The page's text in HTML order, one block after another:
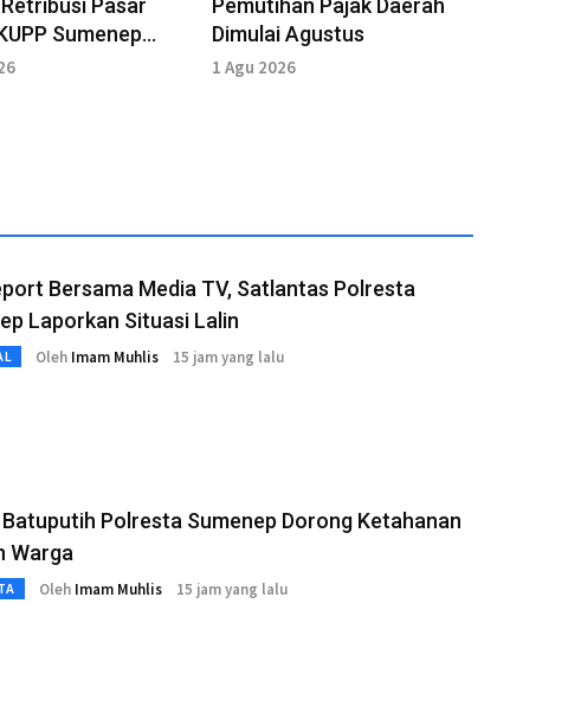
Pasar
Sumenep
Tercapai Akhir
Pemutihan Pajak Daerah
Dimulai Agustus
1 Agu 2026
Bersama Media TV, Satlantas Polresta
Laporkan Situasi Lalin
Oleh Imam Muhlis 15 jam yang lalu
Polresta Sumenep Dorong Ketahanan
Warga
Oleh Imam Muhlis 15 jam yang lalu